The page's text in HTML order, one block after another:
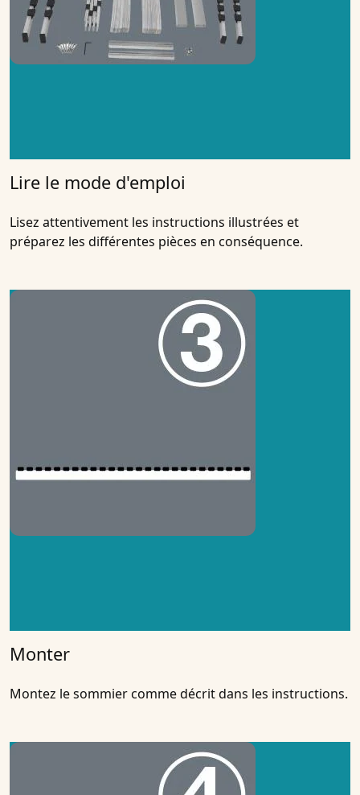
Lire le mode d'emploi
Lisez attentivement les instructions illustrées et
préparez les différentes pièces en conséquence.
Monter
Montez le sommier comme décrit dans les instructions.